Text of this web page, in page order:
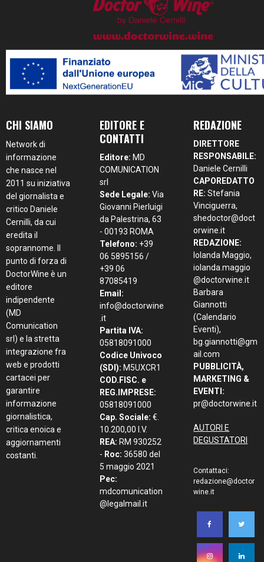
CHI SIAMO
Network di
informazione
che nasce nel
2011 su iniziativa
del giornalista e
critico Daniele
Cernilli, da cui
eredita il
soprannome. Il
punto di forza di
DoctorWine è un
editore
indipendente
(MD
Comunication
srl) e la stretta
integrazione fra
web e prodotti
cartacei per
garantire
informazione
giornalistica,
critica enoica e
aggiornamenti
costanti.
EDITORE E
CONTATTI
Editore: MD
COMUNICATION
srl
Sede Legale: Via
Giovanni Pierluigi
da Palestrina, 63
- 00193 ROMA
Telefono: +39
06 5895156 /
+39 06
87085419
Email:
info@doctorwine
.it
Partita IVA:
05818091000
Codice Univoco
(SDI): M5UXCR1
COD.FISC. e
REG.IMPRESE:
05818091000
Cap. Sociale: €.
10.200,00 I.V.
REA: RM 930252
- Roc: 36580 del
5 maggio 2021
Pec:
mdcomunication
@legalmail.it
REDAZIONE
DIRETTORE
RESPONSABILE:
Daniele Cernilli
CAPOREDATTO
RE: Stefania
Vinciguerra,
shedoctor@doct
orwine.it
REDAZIONE:
Iolanda Maggio,
iolanda.maggio
@doctorwine.it
Barbara
Giannotti
(Calendario
Eventi),
bg.giannotti@gm
ail.com
PUBBLICITÀ,
MARKETING &
EVENTI:
pr@doctorwine.it
AUTORI E
DEGUSTATORI
Contattaci:
redazione@doctor
wine.it